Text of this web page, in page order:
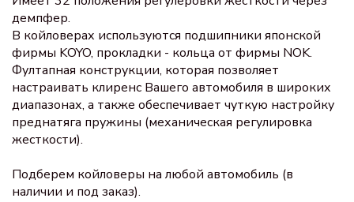
демпфер.
В койловерах используются подшипники японской
фирмы KOYO, прокладки - кольца от фирмы NOK.
Фултапная конструкции, которая позволяет
настраивать клиренс Вашего автомобиля в широких
диапазонах, а также обеспечивает чуткую настройку
преднатяга пружины (механическая регулировка
жесткости).
Подберем койловеры на любой автомобиль (в
наличии и под заказ).